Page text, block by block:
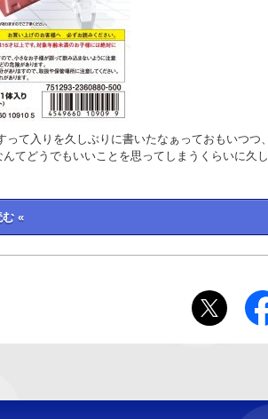
て入りを久しぶりに書いたなぁっておもいつつ、
てどうでもいいことを思ってしまうくらいに久し
む «